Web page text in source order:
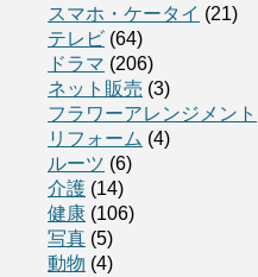
スマホ・ケータイ (21)
テレビ (64)
ドラマ (206)
ネット販売 (3)
フラワーアレンジメント
リフォーム (4)
ルーツ (6)
介護 (14)
健康 (106)
写真 (5)
動物 (4)